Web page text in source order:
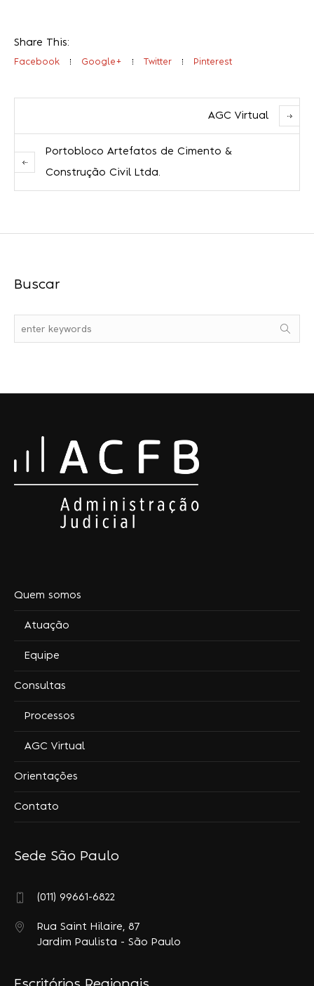
Share This:
Facebook Google+ Twitter Pinterest
AGC Virtual
Portobloco Artefatos de Cimento &
Construção Civil Ltda.
Buscar
Quem somos
Atuação
Equipe
Consultas
Processos
AGC Virtual
Orientações
Contato
Sede São Paulo
(011) 99661-6822
Rua Saint Hilaire, 87
Jardim Paulista - São Paulo